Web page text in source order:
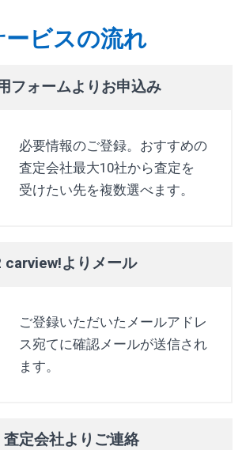
ービスの流れ
フォームよりお申込み
必要情報のご登録。おすすめの
査定会社最大10社から査定を
受けたい先を複数選べます。
carview!よりメール
ご登録いただいたメールアドレ
ス宛てに確認メールが送信され
ます。
査定会社よりご連絡